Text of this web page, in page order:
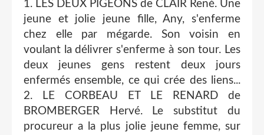
1. LES DEUX PIGEONS de CLAIR René. Une
jeune et jolie jeune fille, Any, s'enferme
chez elle par mégarde. Son voisin en
voulant la délivrer s'enferme à son tour. Les
deux jeunes gens restent deux jours
enfermés ensemble, ce qui crée des liens...
2. LE CORBEAU ET LE RENARD de
BROMBERGER Hervé. Le substitut du
procureur a la plus jolie jeune femme, sur